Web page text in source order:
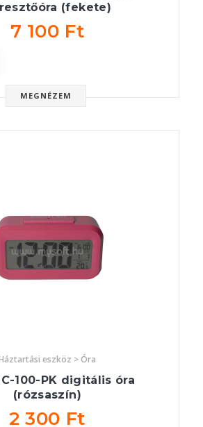
(fekete)
7 100 Ft
MEGNÉZEM
eszköz > Óra
100-PK digitális óra
(rózsaszín)
2 300 Ft